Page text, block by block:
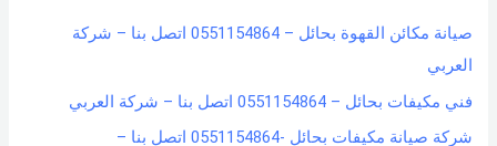
f
o
r
:
صيانة مكائن القهوة بحائل – 0551154864 اتصل بنا – شركة
العربي
فني مكيفات بحائل – 0551154864 اتصل بنا – شركة العربي
شركة صيانة مكيفات بحائل -0551154864 اتصل بنا –